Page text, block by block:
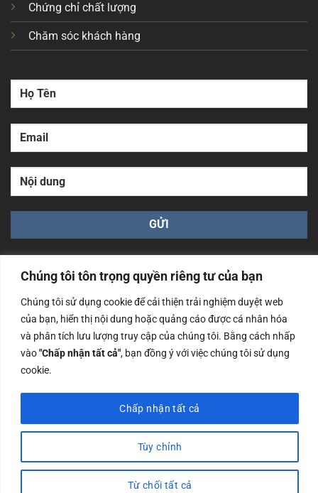
Chúng tôi tôn trọng quyền riêng tư của bạn
Chúng tôi sử dụng cookie để cải thiện trải nghiệm duyệt web
của bạn, hiển thị nội dung hoặc quảng cáo được cá nhân hóa
và phân tích lưu lượng truy cập của chúng tôi. Bằng cách nhấp
vào"Chấp nhận tất cả", bạn đồng ý với việc chúng tôi sử dụng
cookie.
Tùy chỉnh
Từ chối tất cả
Chấp nhận tất cả
Chứng chỉ chất lượng
Chăm sóc khách hàng
Công ty TNHH Nam Bình Xương - Số ĐKKD: 0108783483
cấp ngày 14/06/2019 bởi Sở Kế Hoạch và Đầu Tư Tp. Hà
Nội
Copyrights @2023 Nam Binh Xuong. All Rights Reserved